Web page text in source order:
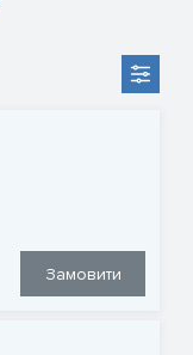
Замовити